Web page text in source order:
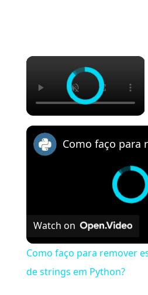
×
Watch on
Como faço para remover
de strings em Python?